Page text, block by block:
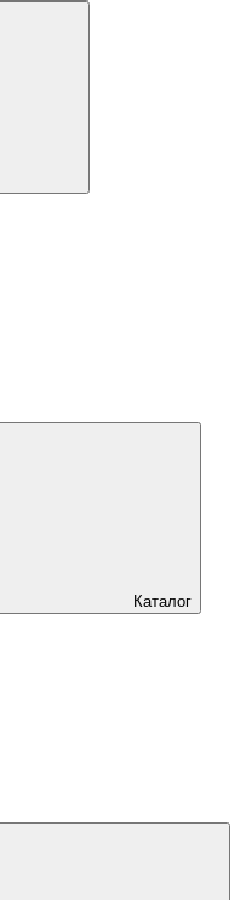
Каталог